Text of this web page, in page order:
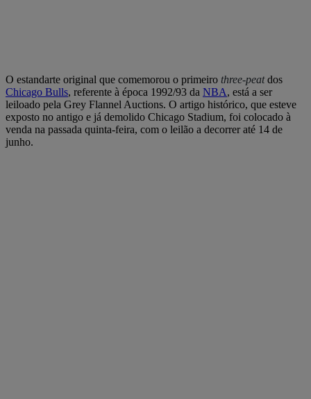
O estandarte original que comemorou o primeiro three-peatdos
Chicago Bulls, referente à época 1992/93 da NBA, está a ser
leiloado pela Grey Flannel Auctions. O artigo histórico, que esteve
exposto no antigo e já demolido Chicago Stadium, foi colocado à
venda na passada quinta-feira, com o leilão a decorrer até 14 de
junho.